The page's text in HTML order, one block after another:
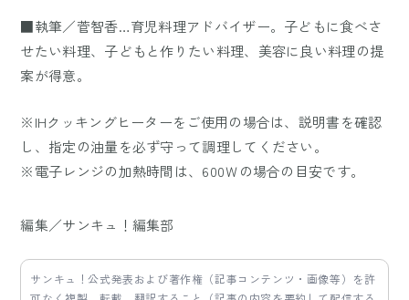
■執筆／菅智香…育児料理アドバイザー。子どもに食べさ
せたい料理、子どもと作りたい料理、美容に良い料理の提
案が得意。
※IHクッキングヒーターをご使用の場合は、説明書を確認
し、指定の油量を必ず守って調理してください。
※電子レンジの加熱時間は、600Ｗの場合の目安です。
編集／サンキュ！編集部
サンキュ！公式発表および著作権（記事コンテンツ・画像等）を許